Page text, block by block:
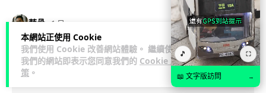
本網站正使用 Cookie
我們使用 Cookie 改善網站體驗。 繼續使用
我們的網站即表示您同意我們的 Cookie 政
策 。
藍骨 1 日
BMW 車廂熒幕強推蜘蛛俠電影廣告
車主怒轟堪比 iTunes 送 U2 專輯翻版
🎵 ⛶
📖 文字版訪問 →